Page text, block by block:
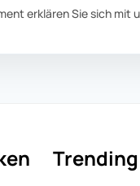
erklären Sie sich mit